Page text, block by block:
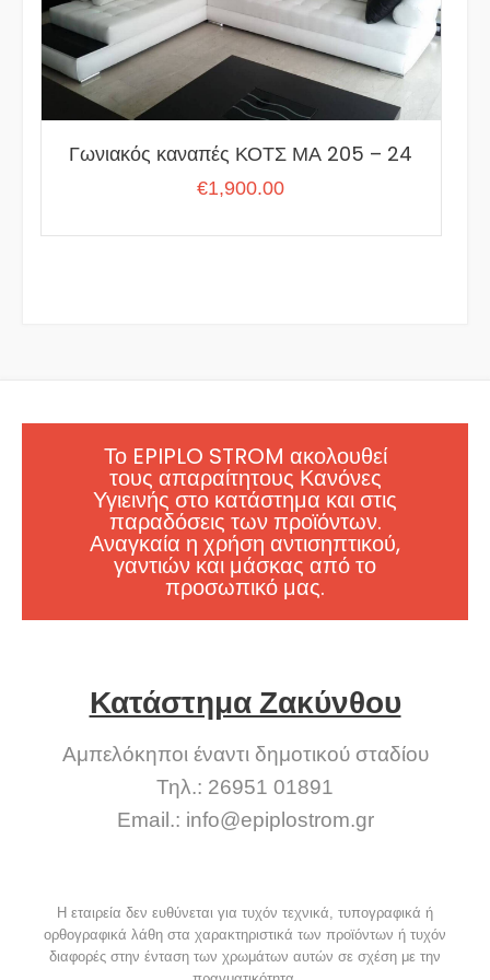
Γωνιακός καναπές ΚΟΤΣ ΜΑ 205 – 24
€1,900.00
Το EPIPLO STROM ακολουθεί
τους απαραίτητους Κανόνες
Υγιεινής στο κατάστημα και στις
παραδόσεις των προϊόντων.
Αναγκαία η χρήση αντισηπτικού,
γαντιών και μάσκας από το
προσωπικό μας.
Κατάστημα Ζακύνθου
Αμπελόκηποι έναντι δημοτικού σταδίου
Τηλ.: 26951 01891
Email.: info@epiplostrom.gr
Η εταιρεία δεν ευθύνεται για τυχόν τεχνικά, τυπογραφικά ή
ορθογραφικά λάθη στα χαρακτηριστικά των προϊόντων ή τυχόν
διαφορές στην ένταση των χρωμάτων αυτών σε σχέση με την